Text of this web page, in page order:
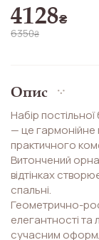
4128₴
6350₴
Опис
Набір постільної
— це
практичного
Витончений
відтінках
спальні.
Геометрично-
елегантності та
сучасним